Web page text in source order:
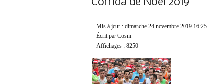
Corrida de Noël 2019
Mis à jour : dimanche 24 novembre 2019 16:25
Écrit par Cosni
Affichages : 8250